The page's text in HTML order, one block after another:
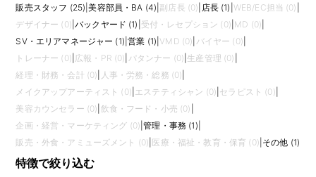
販売スタッフ (25) |美容部員・BA (4) 副店長 (0) 店長 (1) WEB/EC担当 (0)
デザイナー (0) |バックヤード (1) 受付・レセプション (0) MD (0)
SV・エリアマネージャー (1) |営業 (1) VMD (0) バイヤー (0)
トレーナー (0) 広報・PR (0) パタンナー (0) |生産管理 (0)
経理・財務・会計 (0) 人事・労務・総務 (0)
メイクアップアーティスト (0) エステティシャン (0) セラピスト (0)
美容カウンセラー (0) 飲食・フード・小売 (0)
企画・経営・マーケティング (0) |管理・事務 (1)
販売・外食・アミューズメント (0) 医療・福祉・教育・保育 (0) その他 (1)
特徴で絞り込む